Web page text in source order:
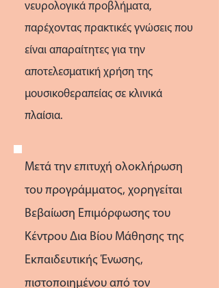
νευρολογικά προβλήματα,
παρέχοντας πρακτικές γνώσεις που
είναι απαραίτητες για την
αποτελεσματική χρήση της
μουσικοθεραπείας σε κλινικά
πλαίσια.
Μετά την επιτυχή ολοκλήρωση
του προγράμματος, χορηγείται
Βεβαίωση Επιμόρφωσης του
Κέντρου Δια Βίου Μάθησης της
Εκπαιδευτικής Ένωσης,
πιστοποιημένου από τον